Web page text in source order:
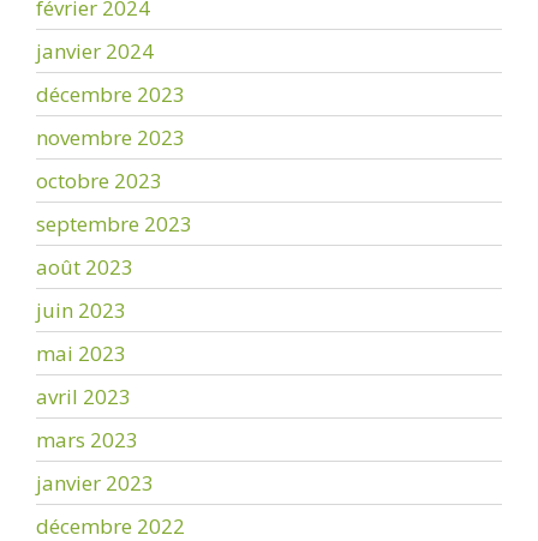
février 2024
janvier 2024
décembre 2023
novembre 2023
octobre 2023
septembre 2023
août 2023
juin 2023
mai 2023
avril 2023
mars 2023
janvier 2023
décembre 2022